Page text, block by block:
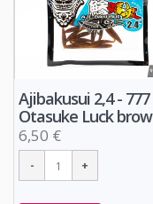
Ajibakusui 2,4 - 777
Otasuke Luck
6,50 €